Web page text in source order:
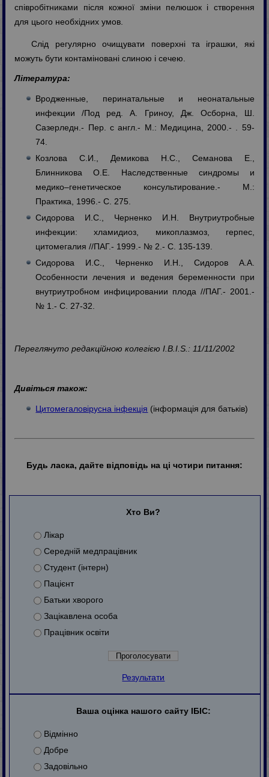
співробітниками після кожної зміни пелюшок і створення
для цього необхідних умов.
Слід регулярно очищувати поверхні та іграшки, які
можуть бути контаміновані слиною і сечею.
Література:
Вродженные, перинатальные и неонатальные
инфекции /Под ред. А. Гриноу, Дж. Осборна, Ш.
Сазерледн.- Пер. с англ.- М.: Медицина, 2000.- . 59-
74.
Козлова С.И., Демикова Н.С., Семанова Е.,
Блинникова О.Е. Наследственные синдромы и
медико–генетическое консультирование.- М.:
Практика, 1996.- C. 275.
Сидорова И.С., Черненко И.Н. Внутриутробные
инфекции: хламидиоз, микоплазмоз, герпес,
цитомегалия //ПАГ.- 1999.- № 2.- C. 135-139.
Сидорова И.С., Черненко И.Н., Сидоров А.А.
Особенности лечения и ведения беременности при
внутриутробном инфицировании плода //ПАГ.- 2001.-
№ 1.- C. 27-32.
Переглянуто редакційною колегією I.B.I.S.: 11/11/2002
Дивіться також:
Цитомегаловірусна інфекція (інформація для батьків)
Будь ласка, дайте відповідь на ці чотири питання:
Хто Ви?
Лікар
Середній медпрацівник
Студент (інтерн)
Пацієнт
Батьки хворого
Зацікавлена особа
Працівник освіти
Результати
Ваша оцінка нашого сайту ІБІС:
Відмінно
Добре
Задовільно